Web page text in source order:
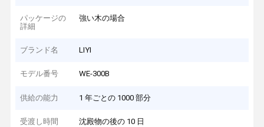
パッケージの
詳細
強い木の場合
ブランド名 LIYI
モデル番号 WE-300B
供給の能力 1 年ごとの 1000 部分
受渡し時間 沈殿物の後の 10 日